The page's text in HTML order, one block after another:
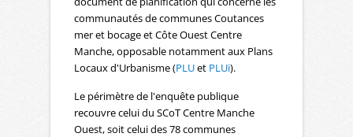
communautés de communes Coutances
mer et bocage et Côte Ouest Centre
Manche, opposable notamment aux Plans
Locaux d'Urbanisme (PLUet PLUi).
Le périmètre de l'enquête publique
recouvre celui du SCoT Centre Manche
Ouest, soit celui des 78 communes